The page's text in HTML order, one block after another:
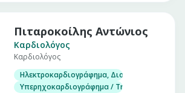
Πιταροκοίλης Αντώνιος
Καρδιολόγος
Καρδιολόγος
Ηλεκτροκαρδιογράφημα, Διοισοφάγειο
Υπερηχοκαρδιογράφημα / Triplex